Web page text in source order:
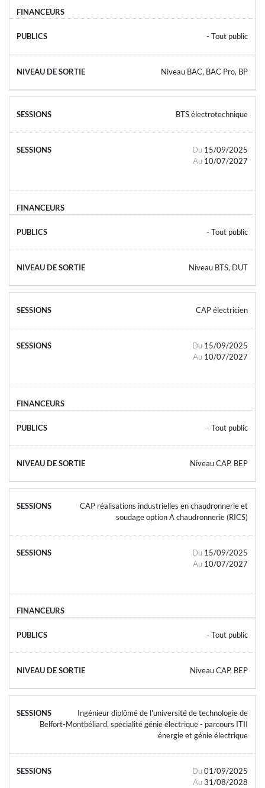
- Tout public
Niveau BAC, BAC Pro, BP
BTS électrotechnique
Du 15/09/2025
Au 10/07/2027
- Tout public
Niveau BTS, DUT
CAP électricien
Du 15/09/2025
Au 10/07/2027
- Tout public
Niveau CAP, BEP
CAP réalisations industrielles en chaudronnerie et
soudage option A chaudronnerie (RICS)
Du 15/09/2025
Au 10/07/2027
- Tout public
Niveau CAP, BEP
Ingénieur diplômé de l'université de technologie de
Belfort-Montbéliard, spécialité génie électrique - parcours ITII
énergie et génie électrique
Du 01/09/2025
Au 31/08/2028